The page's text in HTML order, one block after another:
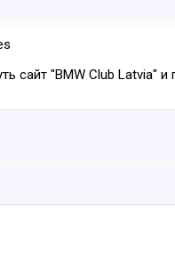
сайт "BMW Club Latvia"